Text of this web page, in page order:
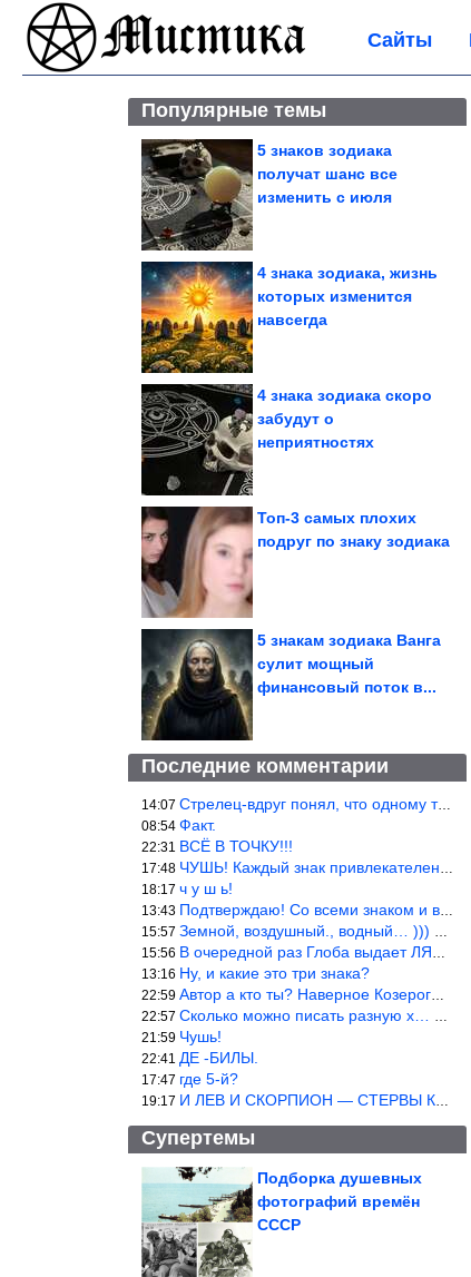
Сайты
Популярные темы
5 знаков зодиака
получат шанс все
изменить с июля
4 знака зодиака, жизнь
которых изменится
навсегда
4 знака зодиака скоро
забудут о
неприятностях
Топ-3 самых плохих
подруг по знаку зодиака
5 знакам зодиака Ванга
сулит мощный
финансовый поток в...
Последние комментарии
14:07 Стрелец-вдруг понял, что одному то и жить легче.
08:54 Факт.
22:31 ВСЁ В ТОЧКУ!!!
17:48 ЧУШЬ! Каждый знак привлекателен! И среди Весов, Близнецов встреч
18:17 ч у ш ь!
13:43 Подтверждаю! Со всеми знаком и все одиноки и Я )))
15:57 Земной, воздушный., водный… ))) выбери сам трех из 9 )))
15:56 В очередной раз Глоба выдает ЛЯП! А корректоры, редакторы пропус
13:16 Ну, и какие это три знака?
22:59 Автор а кто ты? Наверное Козерог… Рога жена Рыба наставила ))
22:57 Сколько можно писать разную х… йню? Автор что то обкурился?
21:59 Чушь!
22:41 ДЕ -БИЛЫ.
17:47 где 5-й?
19:17 И ЛЕВ И СКОРПИОН — СТЕРВЫ КАКИХ ЕЩЕ ПОИСКАТЬ НАДО
Супертемы
Смехотерапия. Всё для
Подборка душевных
фотографий времён
СССР